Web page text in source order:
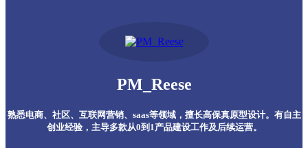
PM_Reese
熟悉电商、社区、互联网营销、saas等领域，擅长高保真原型设计。有自主
创业经验，主导多款从0到1产品建设工作及后续运营。